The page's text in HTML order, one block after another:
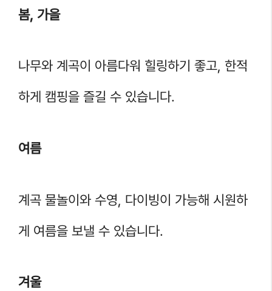
봄, 가을
나무와 계곡이 아름다워 힐링하기 좋고, 한적
하게 캠핑을 즐길 수 있습니다.
여름
계곡 물놀이와 수영, 다이빙이 가능해 시원하
게 여름을 보낼 수 있습니다.
겨울